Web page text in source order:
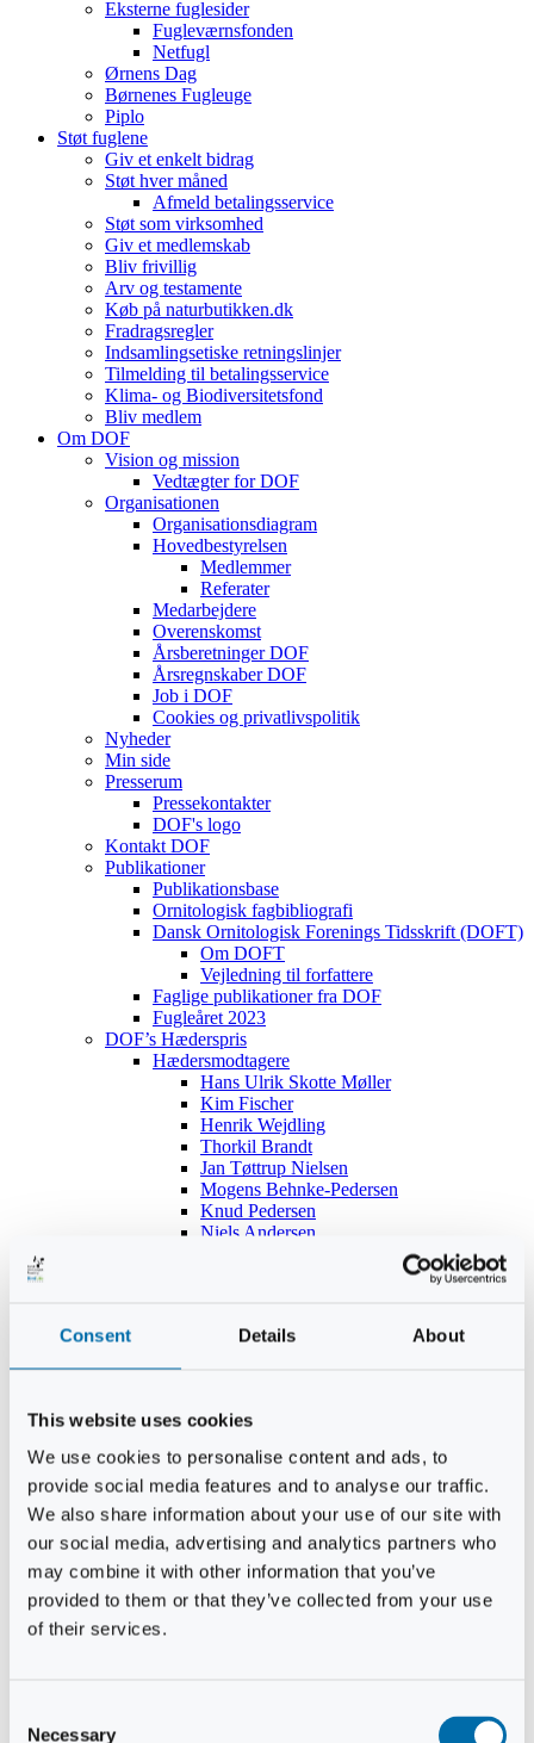
Consent Details About
This website uses cookies
We use cookies to personalise content and ads, to
provide social media features and to analyse our traffic.
We also share information about your use of our site with
our social media, advertising and analytics partners who
may combine it with other information that you’ve
provided to them or that they’ve collected from your use
of their services.
Necessary
Eksterne fuglesider
Fugleværnsfonden
Netfugl
Ørnens Dag
Børnenes Fugleuge
Piplo
Støt fuglene
Giv et enkelt bidrag
Støt hver måned
Afmeld betalingsservice
Støt som virksomhed
Giv et medlemskab
Bliv frivillig
Arv og testamente
Køb på naturbutikken.dk
Fradragsregler
Indsamlingsetiske retningslinjer
Tilmelding til betalingsservice
Klima- og Biodiversitetsfond
Bliv medlem
Om DOF
Vision og mission
Vedtægter for DOF
Organisationen
Organisationsdiagram
Hovedbestyrelsen
Medlemmer
Referater
Medarbejdere
Overenskomst
Årsberetninger DOF
Årsregnskaber DOF
Job i DOF
Cookies og privatlivspolitik
Nyheder
Min side
Presserum
Pressekontakter
DOF's logo
Kontakt DOF
Publikationer
Publikationsbase
Ornitologisk fagbibliografi
Dansk Ornitologisk Forenings Tidsskrift (DOFT)
Om DOFT
Vejledning til forfattere
Faglige publikationer fra DOF
Fugleåret 2023
DOF’s Hæderspris
Hædersmodtagere
Hans Ulrik Skotte Møller
Kim Fischer
Henrik Wejdling
Thorkil Brandt
Jan Tøttrup Nielsen
Mogens Behnke-Pedersen
Knud Pedersen
Niels Andersen
Christian Hjorth
Niels Thomas Rosenberg
Benny Gensbøl
Bent Jakobsen
Svend Andersen
Bent Wigh
Jens-Kjeld Jensen
Jon Fjeldså
William Carøe Aarestrup
Erik Mølgaard